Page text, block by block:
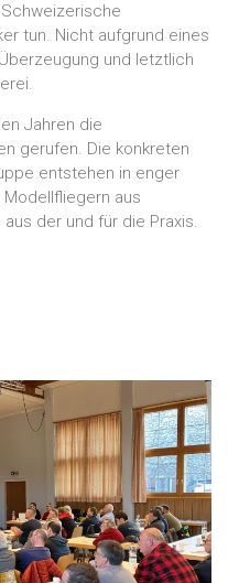
tun. Nicht aufgrund eines
und letztlich
Jahren die
gerufen. Die konkreten
entstehen in enger
aus
der und für die Praxis.